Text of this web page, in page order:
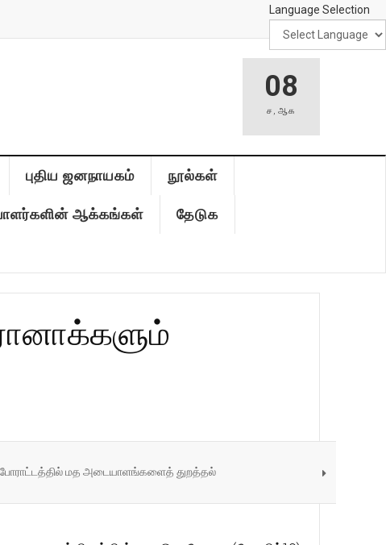
Language Selection
08
ச , ஆக
புதிய ஜனநாயகம் நூல்கள்
ஆக்கங்கள் தேடுக
போராட்டத்தில் மத அடையாளங்களைத் துறத்தல்